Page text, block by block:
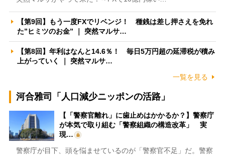
【第9回】もう一度FXでリベンジ！ 種銭は差し押さえを免れ
た”ヒミツのお金” ｜ 突然マルサ…
【第8回】年利はなんと14.6％！ 毎日5万円超の延滞税が積み
上がっていく ｜ 突然マルサ…
一覧を見る
河合雅司「人口減少ニッポンの活路」
【「警察官離れ」に歯止めはかかるか？】警察庁
が本気で取り組む「警察組織の構造改革」 実
現…
警察庁が目下、頭を悩ませているのが「警察官不足」だ。警察